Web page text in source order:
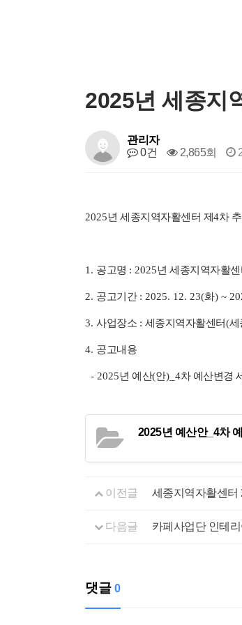
2025년 세종지
관리자
0건
2,865회
2025년 세종지역자활센터 제4차
1. 공고명 : 2025년 세종지역자활센
2. 공고기간 : 2025. 12. 23(화) ~
3. 사업장소 : 세종지역자활센터(세
4. 공고내용
- 2025년 예산(안)_4차 예산변경
2025년 예산안_4차
이전글 세종지역자활센터
다음글 카페사업단 인테
댓글 0